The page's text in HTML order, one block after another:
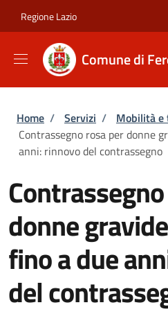
Regione Lazio
Comune di
Briciole di pane
Home / Servizi / Mobilità
Contrassegno rosa per donne
anni: rinnovo del contrassegno
donne
fino a due
del